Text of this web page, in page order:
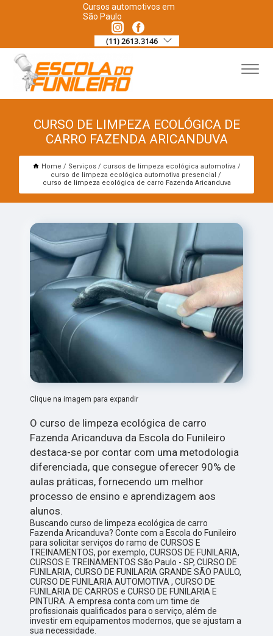
Cursos automotivos em
São Paulo
(11) 2613.3146
CURSO DE LIMPEZA ECOLÓGICA DE
CARRO FAZENDA ARICANDUVA
Home Serviços
cursos de limpeza ecológica automotiva
curso de limpeza ecológica automotiva presencial
curso de limpeza ecológica de carro Fazenda Aricanduva
Clique na imagem para expandir
O curso de limpeza ecológica de carro
Fazenda Aricanduva da Escola do Funileiro
destaca-se por contar com uma metodologia
diferenciada, que consegue oferecer 90% de
aulas práticas, fornecendo um melhor
processo de ensino e aprendizagem aos
alunos.
Buscando curso de limpeza ecológica de carro
Fazenda Aricanduva? Conte com a Escola do Funileiro
para solicitar serviços do ramo de CURSOS E
TREINAMENTOS, por exemplo, CURSOS DE FUNILARIA,
CURSOS E TREINAMENTOS São Paulo - SP, CURSO DE
FUNILARIA, CURSO DE FUNILARIA GRANDE SÃO PAULO,
CURSO DE FUNILARIA AUTOMOTIVA , CURSO DE
FUNILARIA DE CARROS e CURSO DE FUNILARIA E
PINTURA. A empresa conta com um time de
profissionais qualificados para o serviço, além de
investir em equipamentos modernos, que se ajustam a
sua necessidade.